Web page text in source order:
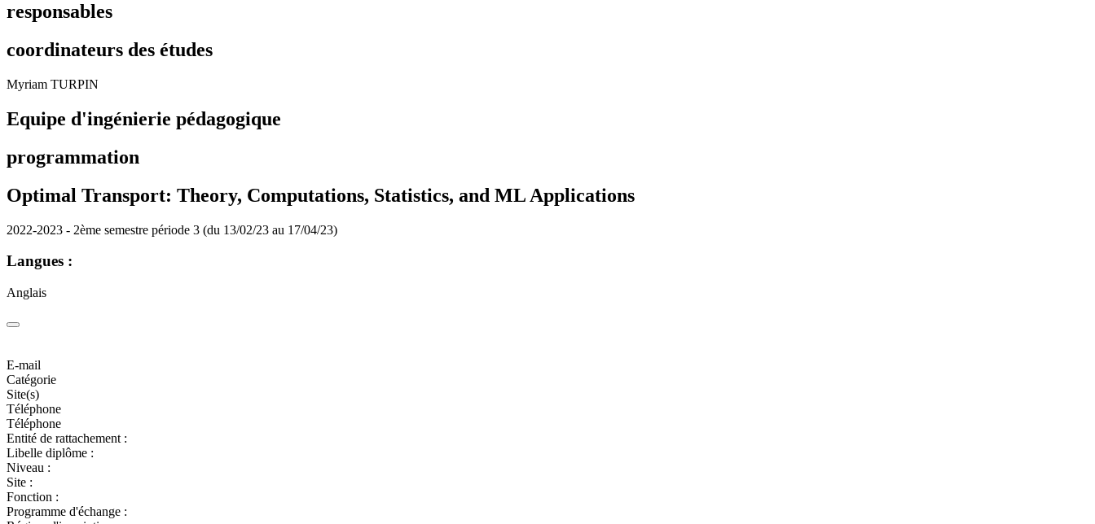
responsables
coordinateurs des études
Myriam TURPIN
Equipe d'ingénierie pédagogique
programmation
Optimal Transport: Theory, Computations, Statistics, and ML Applications
2022-2023 - 2ème semestre période 3 (du 13/02/23 au 17/04/23)
Langues :
Anglais
E-mail
Catégorie
Site(s)
Téléphone
Téléphone
Entité de rattachement :
Libelle diplôme :
Niveau :
Site :
Fonction :
Programme d'échange :